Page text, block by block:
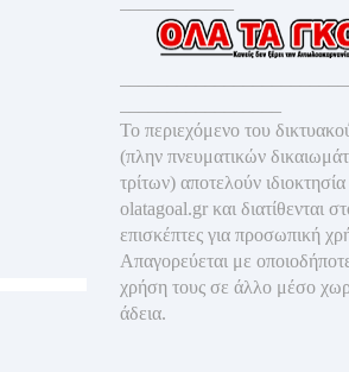
Το περιεχόμενο του
(πλην πνευματικών
τρίτων) αποτελούν
olatagoal.gr και διατίθενται
επισκέπτες για προσωπική
Απαγορεύεται με οποιοδ
χρήση τους σε άλλο μέσο
άδεια.